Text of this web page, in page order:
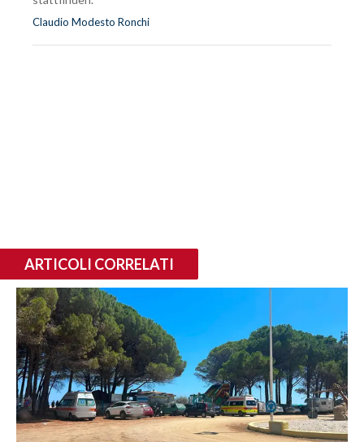
Claudio Modesto Ronchi
ARTICOLI CORRELATI